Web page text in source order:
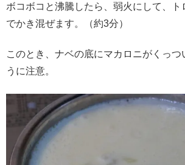
ボコボコと沸騰したら、弱火にして、ト
でかき混ぜます。（約3分）
このとき、ナベの底にマカロニがくっつ
うに注意。